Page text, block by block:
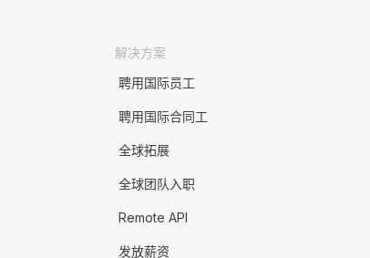
解决方案
聘用国际员工
聘用国际合同工
全球拓展
全球团队入职
Remote API
发放薪资